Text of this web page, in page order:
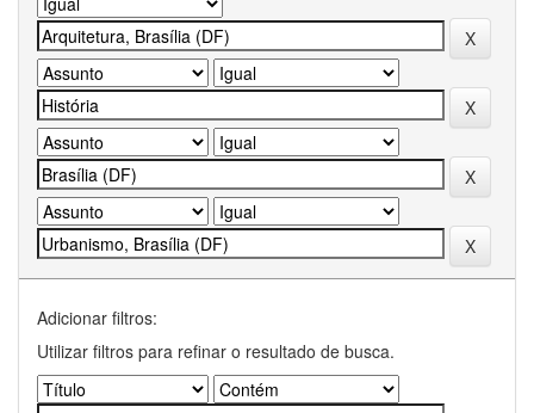
Adicionar filtros:
Utilizar filtros para refinar o resultado de busca.